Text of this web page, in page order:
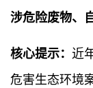
涉危险废物、
核心提示： 近
危害生态环境